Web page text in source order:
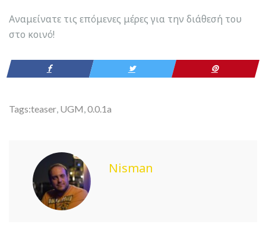
Αναμείνατε τις επόμενες μέρες για την διάθεσή του
στο κοινό!
Tags:teaser, UGM,0.0.1a
Nisman